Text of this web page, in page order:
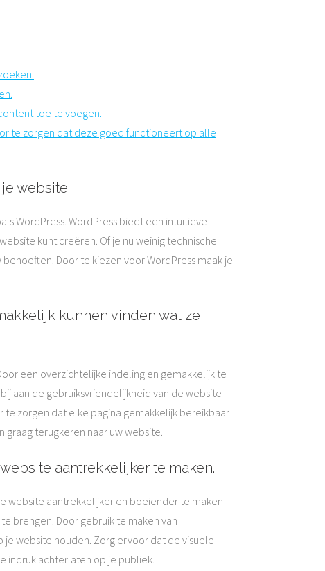
toe te voegen.
te zorgen dat deze goed functioneert op alle
website.
WordPress. WordPress biedt een intuïtieve
kunt creëren. Of je nu weinig technische
Door te kiezen voor WordPress maak je
kunnen vinden wat ze
een overzichtelijke indeling en gemakkelijk te
aan de gebruiksvriendelijkheid van de website
te zorgen dat elke pagina gemakkelijk bereikbaar
terugkeren naar uw website.
aantrekkelijker te maken.
website aantrekkelijker en boeiender te maken
brengen. Door gebruik te maken van
website houden. Zorg ervoor dat de visuele
indruk achterlaten op je publiek.